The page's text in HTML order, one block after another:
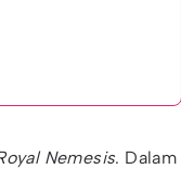
Nemesis. Dalam